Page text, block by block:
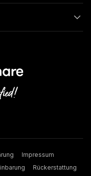
Impressum
Rückerstattung